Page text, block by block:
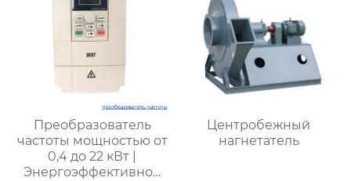
Преобразователь
частоты мощностью от
0,4 до 22 кВт |
Энергоэффективное
Центробежный
нагнетатель